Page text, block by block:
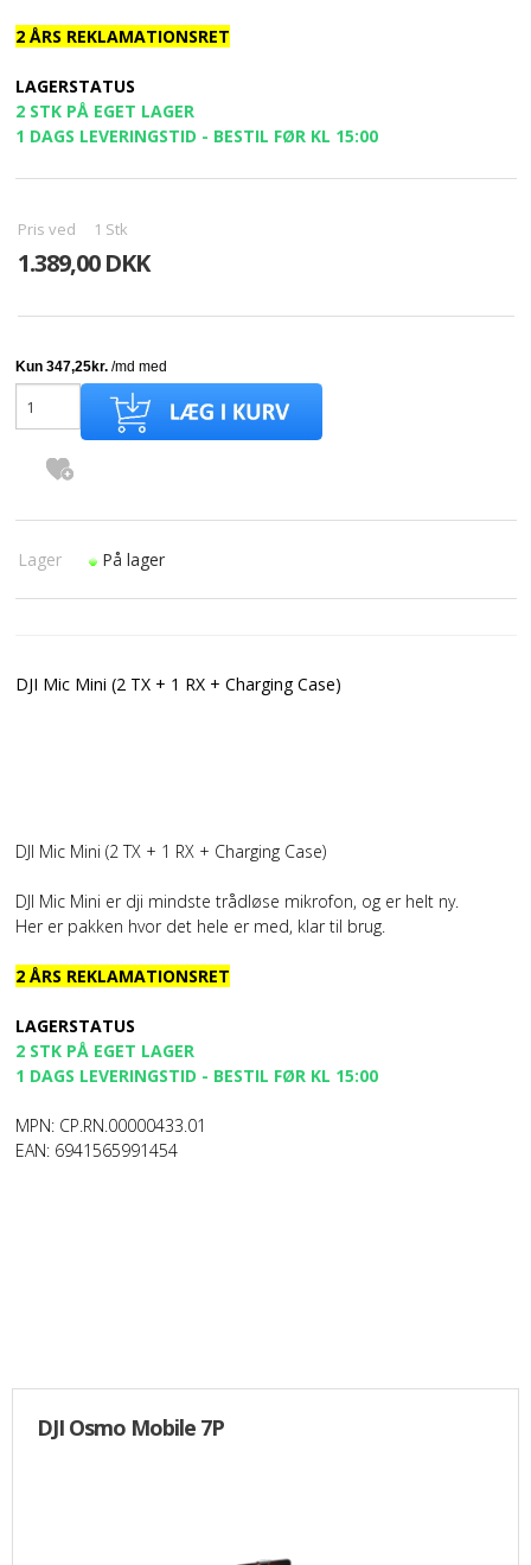
2 ÅRS REKLAMATIONSRET
LAGERSTATUS
2 STK PÅ EGET LAGER
1 DAGS LEVERINGSTID - BESTIL FØR KL 15:00
Pris ved 1 Stk
1.389,00 DKK
Lager På lager
DJI Mic Mini (2 TX + 1 RX + Charging Case)
DJI Mic Mini (2 TX + 1 RX + Charging Case)
DJI Mic Mini er dji mindste trådløse mikrofon, og er helt ny.
Her er pakken hvor det hele er med, klar til brug.
2 ÅRS REKLAMATIONSRET
LAGERSTATUS
2 STK PÅ EGET LAGER
1 DAGS LEVERINGSTID - BESTIL FØR KL 15:00
MPN: CP.RN.00000433.01
EAN: 6941565991454
DJI Osmo Mobile 7P